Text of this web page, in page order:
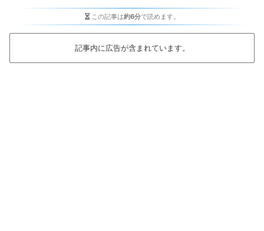
この記事は約6分で読めます。
記事内に広告が含まれています。